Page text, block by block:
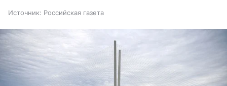
Источник: Российская газета